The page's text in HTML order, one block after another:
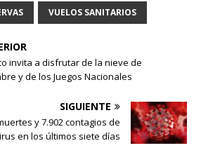
VUELOS SANITARIOS
invita a disfrutar de la nieve de
y de los Juegos Nacionales
SIGUIENTE
y 7.902 contagios de
en los últimos siete días